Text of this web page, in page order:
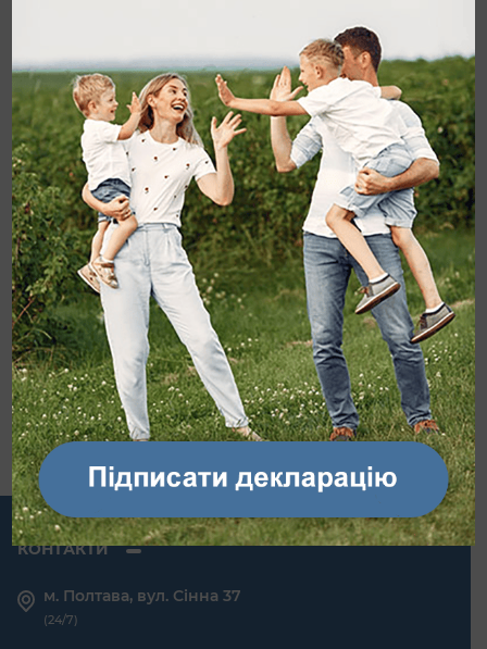
Профілактика
Важлива інформація про те, як не захворіти і
вберегти здоров’я ваших близьких.Будьте
здорові!
КОНТАКТИ
м. Полтава, вул. Сінна 37
(24/7)